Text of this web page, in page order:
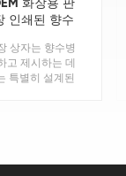
화장용 판
인쇄된 향수
상자는 향수병
고 제시하는 데
특별히 설계된